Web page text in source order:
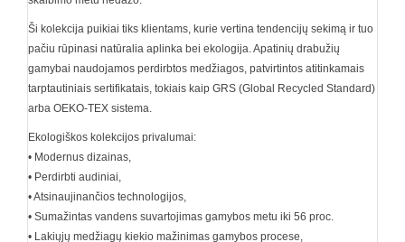
Ši kolekcija puikiai tiks klientams, kurie vertina tendencijų sekimą ir tuo
pačiu rūpinasi natūralia aplinka bei ekologija. Apatinių drabužių
gamybai naudojamos perdirbtos medžiagos, patvirtintos atitinkamais
tarptautiniais sertifikatais, tokiais kaip GRS (Global Recycled Standard)
arba OEKO-TEX sistema.
Ekologiškos kolekcijos privalumai:
• Modernus dizainas,
• Perdirbti audiniai,
• Atsinaujinančios technologijos,
• Sumažintas vandens suvartojimas gamybos metu iki 56 proc.
• Lakiųjų medžiagų kiekio mažinimas gamybos procese,